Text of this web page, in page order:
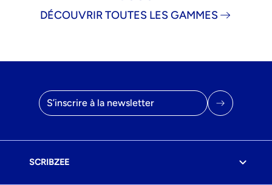
DÉCOUVRIR TOUTES LES GAMMES
Adresse email
SCRIBZEE